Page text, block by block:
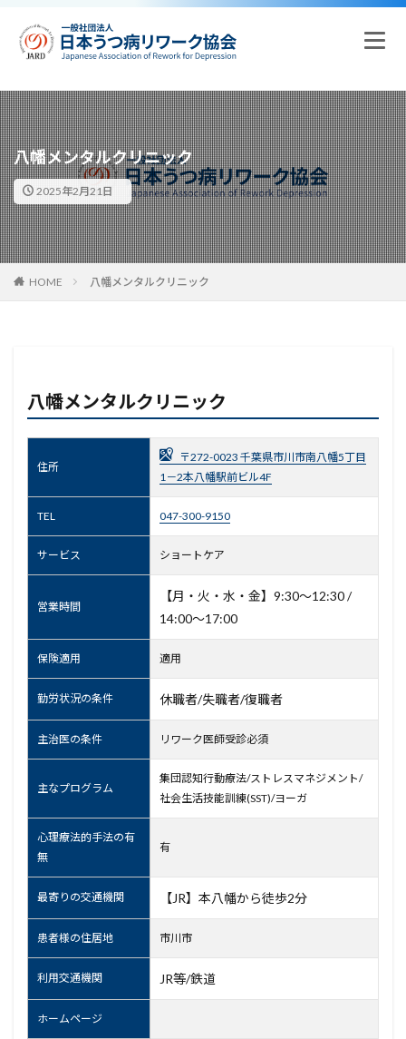
八幡メンタルクリニック
2025年2月21日
HOME 八幡メンタルクリニック
八幡メンタルクリニック
住所
〒272-0023 千葉県市川市南八幡5丁目
1－2本八幡駅前ビル4F
TEL 047-300-9150
サービス ショートケア
営業時間
【月・火・水・金】9:30～12:30 /
14:00～17:00
保険適用 適用
勤労状況の条件 休職者/失職者/復職者
主治医の条件 リワーク医師受診必須
主なプログラム
集団認知行動療法/ストレスマネジメント/
社会生活技能訓練(SST)/ヨーガ
心理療法的手法の有
無
有
最寄りの交通機関 【JR】本八幡から徒歩2分
患者様の住居地 市川市
利用交通機関 JR等/鉄道
ホームページ